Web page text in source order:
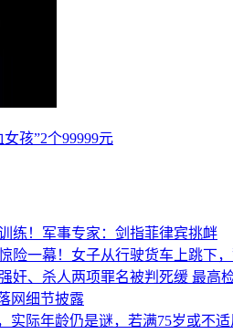
孩”2个99999元
练！军事专家：剑指菲律宾挑衅
险一幕！女子从行驶货车上跳下
奸、杀人两项罪名被判死缓 最高
网细节披露
实际年龄仍是谜，若满75岁或不适